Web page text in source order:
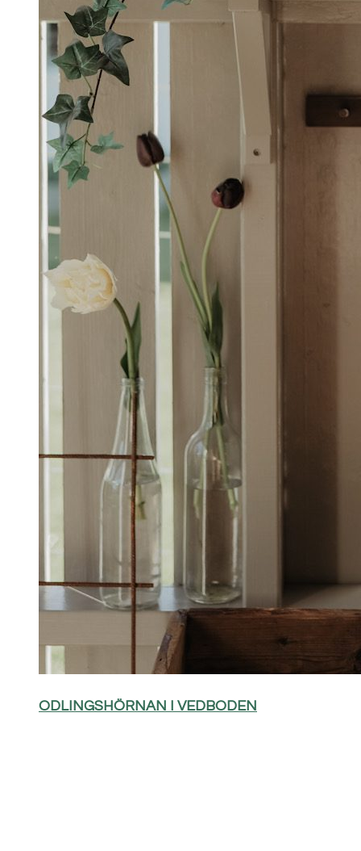
ODLINGSHÖRNAN I VEDBODEN